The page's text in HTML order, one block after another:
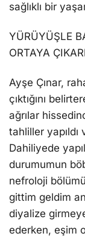
sağlıklı bir
YÜRÜYÜŞLE
ORTAYA
Ayşe Çınar,
çıktığını
ağrılar
tahliller
Dahiliyede
durumumun
nefroloji
gittim geldim
diyalize
ederken, eşim